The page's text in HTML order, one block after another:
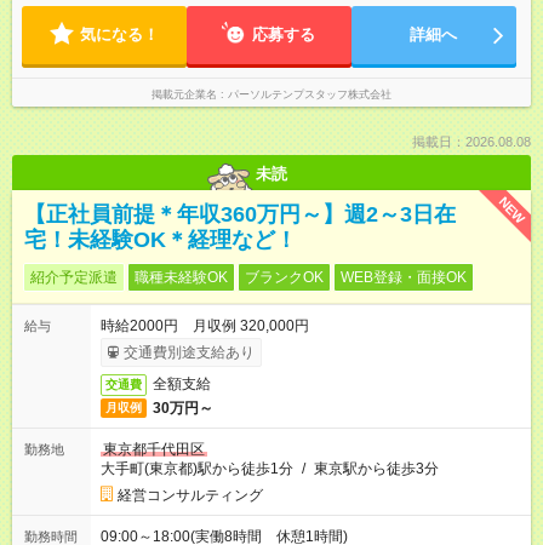
気になる！ 応募する 詳細へ
掲載元企業名 パーソルテンプスタッフ株式会社
掲載日：2026.08.08
未読
NEW
【正社員前提＊年収360万円～】週2～3日在
宅！未経験OK＊経理など！
紹介予定派遣 職種未経験OK ブランクOK WEB登録・面接OK
給与
時給2000円 月収例 320,000円
交通費別途支給あり
交通費 全額支給
月収例 30万円～
勤務地
東京都千代田区
大手町(東京都)駅から徒歩1分 / 東京駅から徒歩3分
経営コンサルティング
勤務時間 09:00～18:00(実働8時間 休憩1時間)